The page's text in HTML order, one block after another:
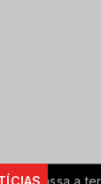
a ter